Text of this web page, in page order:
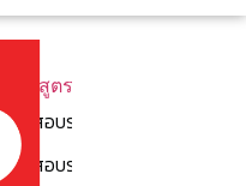
หลักสูตรทั้งหมด
คอร์สอบรมสำหรับคุณครู
คอร์สอบรมสำหรับพ่อ - แม่ ผู้ป